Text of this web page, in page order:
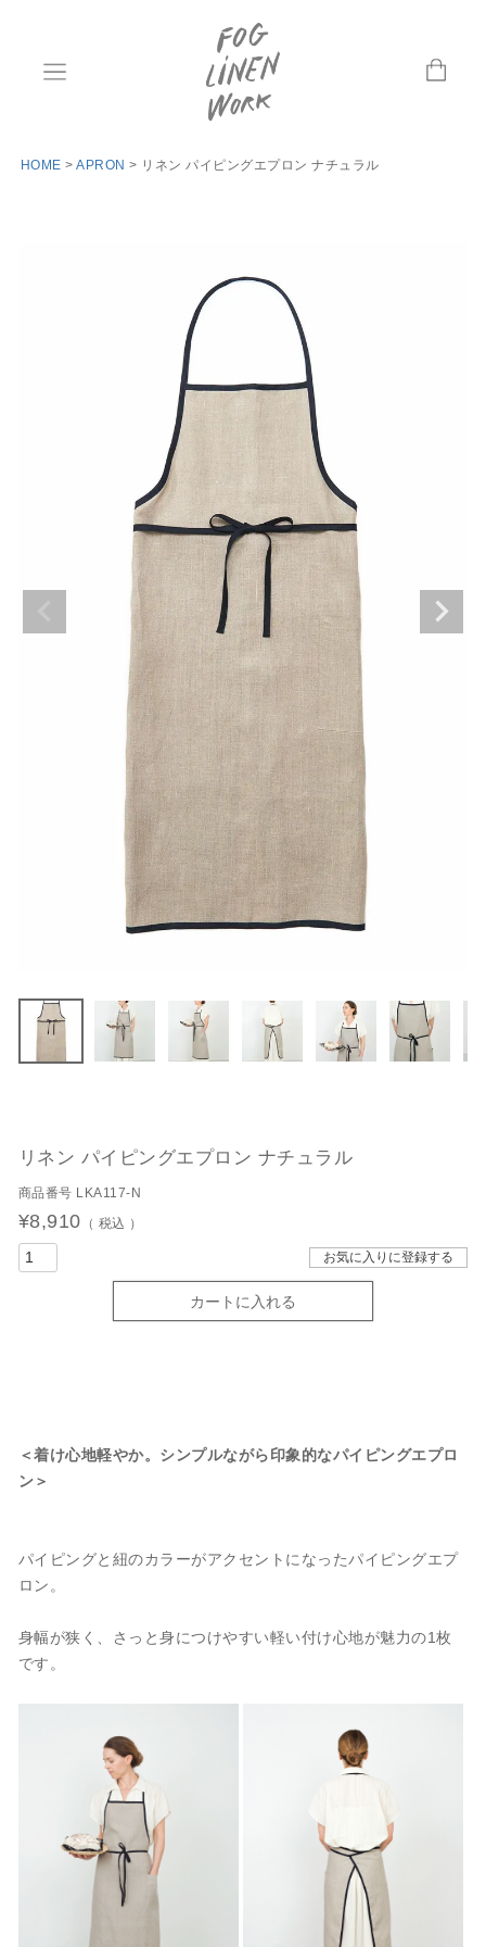
HOME APRON リネン パイピングエプロン ナチュラル
リネン パイピングエプロン ナチュラル
商品番号 LKA117-N
¥8,910 税込
お気に入りに登録する
カートに入れる
＜着け心地軽やか。シンプルながら印象的なパイピングエプロ
ン＞
パイピングと紐のカラーがアクセントになったパイピングエプ
ロン。
身幅が狭く、さっと身につけやすい軽い付け心地が魅力の1枚
です。